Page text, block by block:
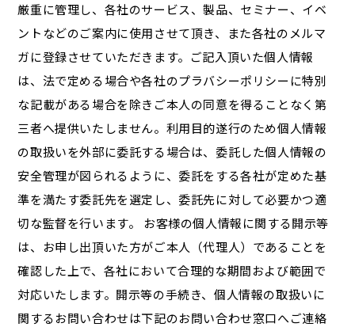
厳重に管理し、各社のサービス、製品、セミナー、イベ
ントなどのご案内に使用させて頂き、また各社のメルマ
ガに登録させていただきます。ご記入頂いた個人情報
は、法で定める場合や各社のプラバシーポリシーに特別
な記載がある場合を除きご本人の同意を得ることなく第
三者へ提供いたしません。利用目的遂行のため個人情報
の取扱いを外部に委託する場合は、委託した個人情報の
安全管理が図られるように、委託をする各社が定めた基
準を満たす委託先を選定し、委託先に対して必要かつ適
切な監督を行います。 お客様の個人情報に関する開示等
は、お申し出頂いた方がご本人（代理人）であることを
確認した上で、各社において合理的な期間および範囲で
対応いたします。開示等の手続き、個人情報の取扱いに
関するお問い合わせは下記のお問い合わせ窓口へご連絡